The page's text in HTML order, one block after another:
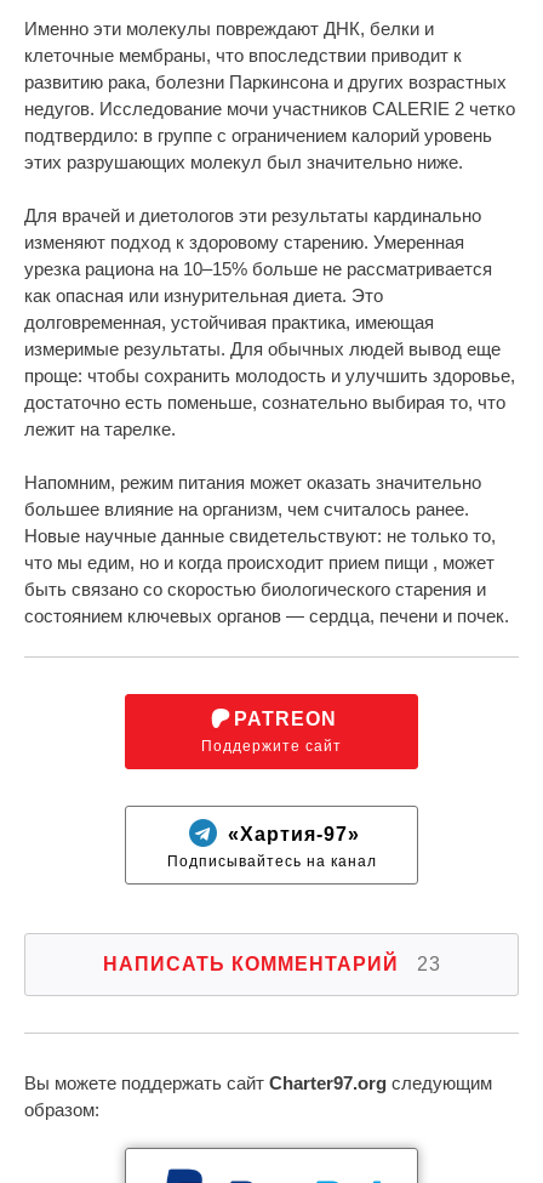
Именно эти молекулы повреждают ДНК, белки и
клеточные мембраны, что впоследствии приводит к
развитию рака, болезни Паркинсона и других возрастных
недугов. Исследование мочи участников CALERIE 2 четко
подтвердило: в группе с ограничением калорий уровень
этих разрушающих молекул был значительно ниже.
Для врачей и диетологов эти результаты кардинально
изменяют подход к здоровому старению. Умеренная
урезка рациона на 10–15% больше не рассматривается
как опасная или изнурительная диета. Это
долговременная, устойчивая практика, имеющая
измеримые результаты. Для обычных людей вывод еще
проще: чтобы сохранить молодость и улучшить здоровье,
достаточно есть поменьше, сознательно выбирая то, что
лежит на тарелке.
Напомним, режим питания может оказать значительно
большее влияние на организм, чем считалось ранее.
Новые научные данные свидетельствуют: не только то,
что мы едим, но и когда происходит прием пищи , может
быть связано со скоростью биологического старения и
состоянием ключевых органов — сердца, печени и почек.
PATREON
Поддержите сайт
«Хартия-97»
Подписывайтесь на канал
НАПИСАТЬ КОММЕНТАРИЙ 23
Вы можете поддержать сайт Charter97.org следующим
образом: